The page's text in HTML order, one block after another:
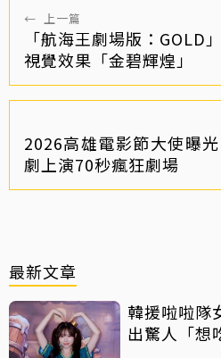
← 上一篇
「航海王劇場版：GOLD
視覺效果「金碧輝煌」
2026高雄電影節大使曝
劇上演70秒瘋狂劇場
最新文章
韓援啦啦隊
出驚人「想